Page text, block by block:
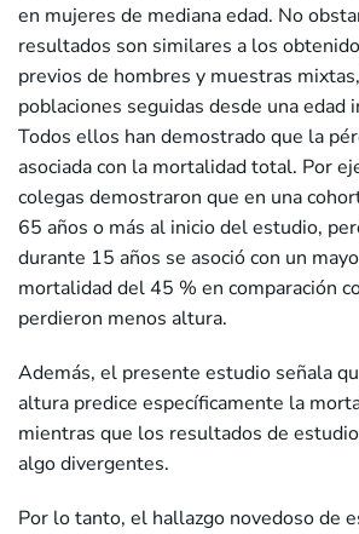
en mujeres de mediana edad. No
resultados son similares a los
previos de hombres y muestras
poblaciones seguidas desde una edad
Todos ellos han demostrado que la
asociada con la mortalidad total. Por
colegas demostraron que en una
65 años o más al inicio del estudio,
durante 15 años se asoció con un
mortalidad del 45 % en comparación
perdieron menos altura.
Además, el presente estudio señala
altura predice específicamente la
mientras que los resultados de
algo divergentes.
Por lo tanto, el hallazgo novedoso de